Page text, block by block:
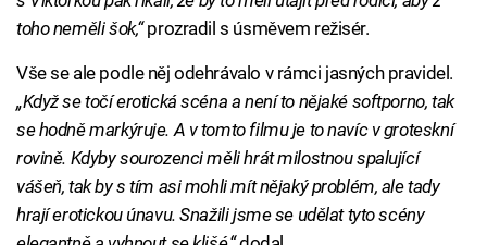
toho neměli šok,“prozradil s úsměvem režisér.
Vše se ale podle něj odehrávalo v rámci jasných pravidel.
„Když se točí erotická scéna a není to nějaké softporno, tak
se hodně markýruje. A v tomto filmu je to navíc v groteskní
rovině. Kdyby sourozenci měli hrát milostnou spalující
vášeň, tak by s tím asi mohli mít nějaký problém, ale tady
hrají erotickou únavu. Snažili jsme se udělat tyto scény